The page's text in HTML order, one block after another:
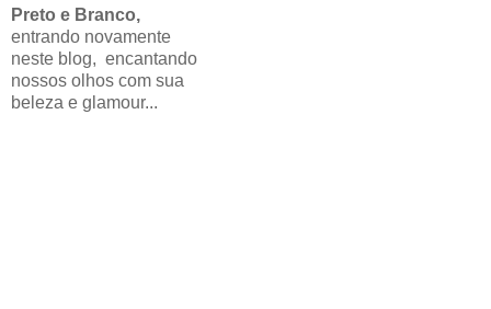
Preto e Branco,
entrando novamente
neste blog, encantando
nossos olhos com sua
beleza e glamour...